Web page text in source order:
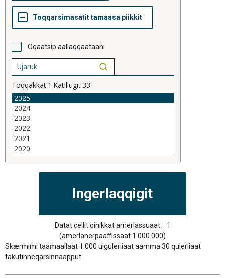
Oqaatsip aallaqqaataani
Toqqakkat 1 Katillugit33
Datat cellit qinikkat amerlassuaat:
1
(amerlanerpaaffissaat 1.000.000)
Skærmimi taamaallaat 1.000 uiguleriiaat aamma 30 quleriiaat
takutinneqarsinnaapput